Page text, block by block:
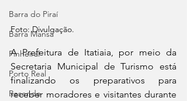
Barra do Piraí
Barra Mansa
Pinheiral
Porto Real
Resende
Foto: Divulgação.
A Prefeitura de Itatiaia, por meio da
Secretaria Municipal de Turismo está
finalizando os preparativos para
receber moradores e visitantes durante